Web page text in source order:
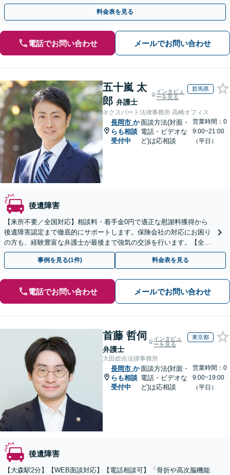
めにご相談ください【初回相談・着手金無料】
料金表を見る
電話でお問い合わせ メールでお問い合わせ
五十嵐 太
郎 弁護士
インタビュ
ーを見る
群馬県
ネクスパート法律事務所 高崎オフィス
長岡市 か
らも相談
受付中
面談方法(対面・
電話・ビデオな
ど)は応相談
営業時間：0
9:00~21:00
（平日）
後遺障害
【来所不要／全国対応】相談料・着手金0円で適正な慰謝料獲得から
後遺障害認定まで徹底的にサポートします。保険会社の対応にお困り
の方も、経験豊富な弁護士が最後まで強気の交渉を行います。【全国
13拠点】お気軽にご相談ください。
事例を見る(1件) 料金表を見る
電話でお問い合わせ メールでお問い合わせ
首藤 哲伺
弁護士
インタビュ
ーを見る
東京都
大田総合法律事務所
長岡市 か
らも相談
受付中
面談方法(対面・
電話・ビデオな
ど)は応相談
営業時間：0
9:00~19:00
（平日）
後遺障害
【大森駅2分】【WEB面談対応】【電話相談可】「骨折や高次脳機能